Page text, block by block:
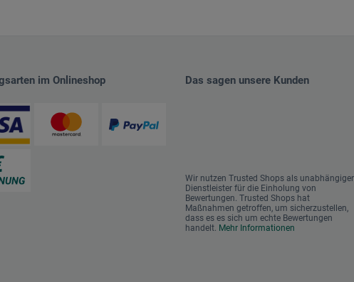
im Onlineshop Das sagen unsere Kunden
Wir nutzen Trusted Shops als
Dienstleister für die Einholung von
Bewertungen. Trusted Shops hat
Maßnahmen getroffen, um sicherzustellen,
dass es es sich um echte Bewertungen
handelt. Mehr Informationen